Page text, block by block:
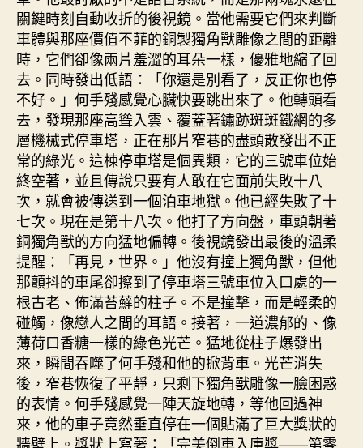
關鍵時刻自動收折的後視鏡。當他需要它們來判斷
車體與那座價值不菲的銅製獨角獸雕像之間的距離
時，它們卻像兩片羞澀的耳朵一樣，優雅地縮了回
去。同時發出低語：「你還是別看了，反正你也停
不好。」何手殘感覺心臟快要跳出來了。他轉頭看
去，發現那座高聳入雲、覆蓋著鏽跡斑斑鐵網的多
層機械式停車塔，正在那片窄巷的盡頭散發出不正
常的綠光。這棟停車塔是個異類，它的三號車位始
終空著，並且傳說只要有人敢在它面前失敗十八
次，就會被傳送到一個泊車地獄。他已經失敗了十
七次。現在是第十八次。他打了方向盤，車頭朝著
銅獨角獸的方向猛地偏轉。後視鏡發出最後的溫柔
提醒：「再見，世界。」他沒有撞上獨角獸，但他
那顫抖的車尾卻擦到了停車塔三號車位入口處的一
根古老、佈滿苔蘚的柱子。不是撞擊，而是輕柔的
碰觸，像戀人之間的耳語。接著，一道濃郁的、像
薄荷口香糖一樣的綠色光芒。猛地從柱子爆發出
來，瞬間吞噬了何手殘和他的掀背車。光芒消失
後，窄巷恢復了平靜，只剩下獨角獸雕像一臉困惑
的表情。何手殘感覺一陣天旋地轉，等他回過神
來，他的車子竟然垂直停在一個貼滿了巨大獎狀的
牆壁上。獎狀上寫著：「完美倒車入庫獎——第零